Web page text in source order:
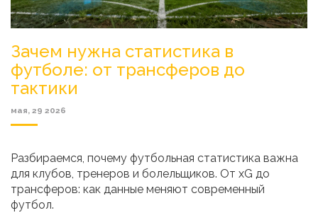
Зачем нужна статистика в
футболе: от трансферов до
тактики
мая, 29 2026
Разбираемся, почему футбольная статистика важна
для клубов, тренеров и болельщиков. От xG до
трансферов: как данные меняют современный
футбол.